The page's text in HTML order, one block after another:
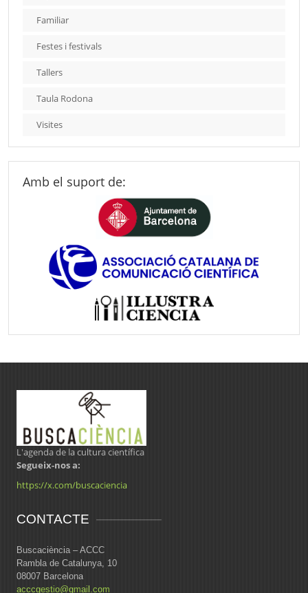
Familiar
Festes i festivals
Tallers
Taula Rodona
Visites
Amb el suport de:
L'agenda de la cultura científica
Segueix-nos a:
https://x.com/buscaciencia
CONTACTE
Buscaciència – ACCC
Rambla de Catalunya, 10
08007 Barcelona
acccgestio@gmail.com